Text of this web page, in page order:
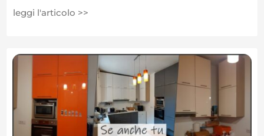
leggi l'articolo >>